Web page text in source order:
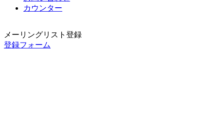
カウンター
メーリングリスト登録
登録フォーム